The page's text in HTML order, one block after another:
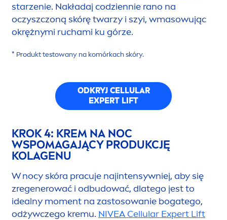
starzenie. Nakładaj codziennie rano na
oczyszczoną skórę twarzy i szyi, wmasowując
okrężnymi ruchami ku górze.
* Produkt testowany na komórkach skóry.
ODKRYJ CELLULAR
EXPERT LIFT
KROK 4: KREM NA NOC
WSPOMAGAJĄCY PRODUKCJĘ
KOLAGENU
W nocy skóra pracuje najintensywniej, aby się
zregenerować i odbudować, dlatego jest to
idealny moment na zastosowanie bogatego,
odżywczego kremu. NIVEA Cellular Expert Lift